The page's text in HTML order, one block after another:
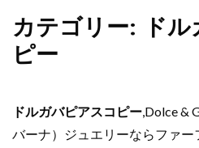
カテゴリー: ド
ピー
ドルガバピアスコピー,Dolce &
バーナ）ジュエリーならファ